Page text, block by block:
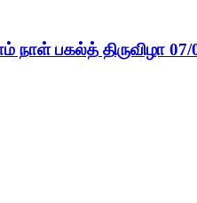
பகல்த் திருவிழா 07/